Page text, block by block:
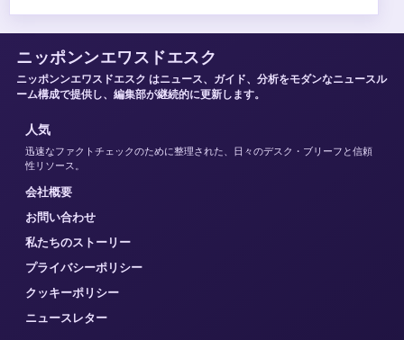
ニッポンンエワスドエスク
ニッポンンエワスドエスク はニュース、ガイド、分析をモダンなニュースル
ーム構成で提供し、編集部が継続的に更新します。
人気
迅速なファクトチェックのために整理された、日々のデスク・ブリーフと信頼
性リソース。
会社概要
お問い合わせ
私たちのストーリー
プライバシーポリシー
クッキーポリシー
ニュースレター